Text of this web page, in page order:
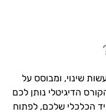
שינוי, ומבוסס על
הדיגיטלי נותן לכם
הכלכלי שלכם, לפתוח